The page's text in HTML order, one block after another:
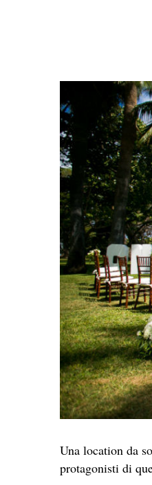
Una location da
protagonisti di